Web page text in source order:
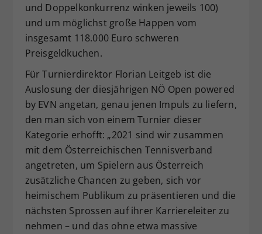
und Doppelkonkurrenz winken jeweils 100)
und um möglichst große Happen vom
insgesamt 118.000 Euro schweren
Preisgeldkuchen.
Für Turnierdirektor Florian Leitgeb ist die
Auslosung der diesjährigen NÖ Open powered
by EVN angetan, genau jenen Impuls zu liefern,
den man sich von einem Turnier dieser
Kategorie erhofft: „2021 sind wir zusammen
mit dem Österreichischen Tennisverband
angetreten, um Spielern aus Österreich
zusätzliche Chancen zu geben, sich vor
heimischem Publikum zu präsentieren und die
nächsten Sprossen auf ihrer Karriereleiter zu
nehmen – und das ohne etwa massive